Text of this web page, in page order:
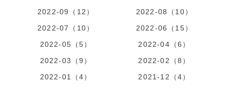
2022-09（12）
2022-08（10）
2022-07（10）
2022-06（15）
2022-05（5）
2022-04（6）
2022-03（9）
2022-02（8）
2022-01（4）
2021-12（4）